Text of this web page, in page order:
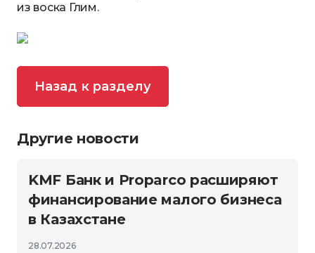
из воска Глим.
Назад к разделу
Другие новости
KMF Банк и Proparco расширяют
финансирование малого бизнеса
в Казахстане
28.07.2026